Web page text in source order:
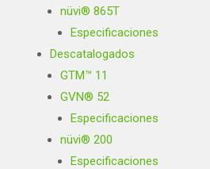
nüvi® 865T
Especificaciones
Descatalogados
GTM™ 11
GVN® 52
Especificaciones
nüvi® 200
Especificaciones